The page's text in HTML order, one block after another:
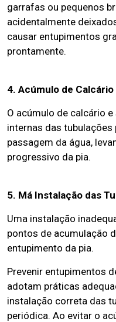
garrafas ou pequenos
acidentalmente
causar entupimentos
prontamente.
4. Acúmulo de
O acúmulo de calcário
internas das tubulações
passagem da água,
progressivo da pia.
5. Má Instalação das
Uma instalação
pontos de acumulação
entupimento da pia.
Prevenir entupimentos
adotam práticas
instalação correta das
periódica. Ao evitar o